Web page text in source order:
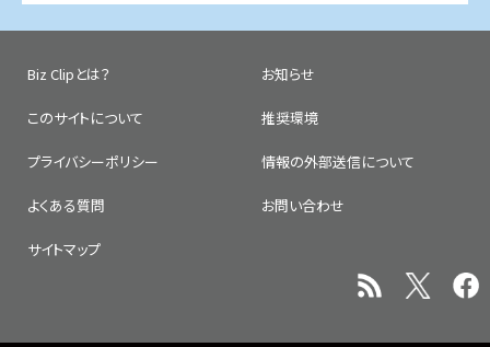
Biz Clipとは？ お知らせ
このサイトについて 推奨環境
プライバシーポリシー 情報の外部送信について
よくある質問 お問い合わせ
サイトマップ